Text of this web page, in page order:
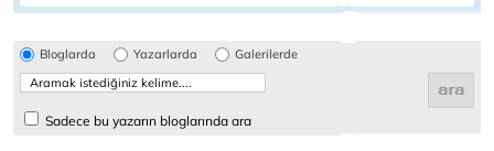
Bloglarda Yazarlarda Galerilerde
Sadece bu yazarın bloglarında ara